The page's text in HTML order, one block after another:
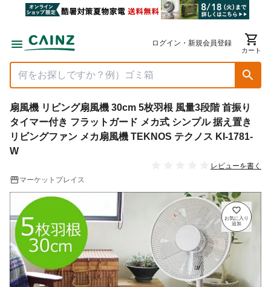
ログイン・新規会員登録
カート
扇風機 リビング扇風機 30cm 5枚羽根 風量3段階 首振り
タイマー付き フラットガード メカ式 シンプル 据え置き
リビングファン メカ扇風機 TEKNOS テクノス KI-1781-
W
レビューを書く
マーケットプレイス